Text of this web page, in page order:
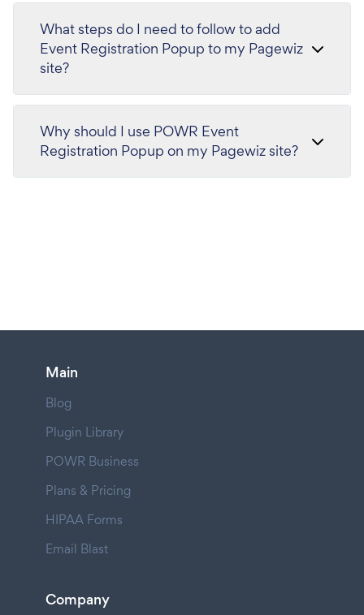
What steps do I need to follow to add
Event Registration Popup to my Pagewiz
site?
Why should I use POWR Event
Registration Popup on my Pagewiz site?
Main
Blog
Plugin Library
POWR Business
Plans & Pricing
HIPAA Forms
Email Blast
Company